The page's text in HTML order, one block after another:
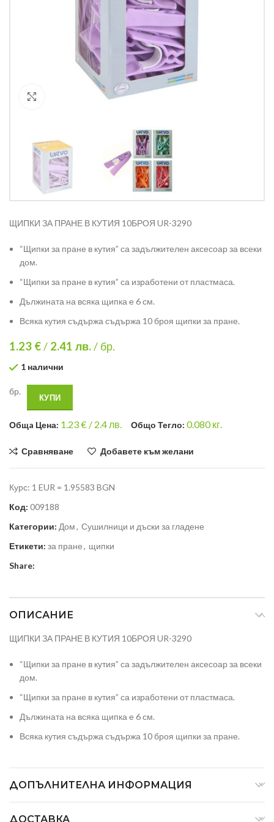
Кликнете за уголемяване
ЩИПКИ ЗА ПРАНЕ В КУТИЯ 10БРОЯ UR-3290
“Щипки за пране в кутия” са задължителен аксесоар за всеки
дом.
“Щипки за пране в кутия” са изработени от пластмаса.
Дължината на всяка щипка е 6 см.
Всяка кутия съдържа съдържа 10 броя щипки за пране.
1.23 €/ 2.41 лв./ бр.
1 налични
бр.
КУПИ
Общa Цена: 1.23€ / 2.4 лв. Общо Тегло: 0.080кг.
Сравняване Добавете към желани
Курс: 1 EUR = 1.95583 BGN
Код: 009188
Категории: Дом, Сушилници и дъски за гладене
Етикети: за пране, щипки
Share:
ОПИСАНИЕ
ЩИПКИ ЗА ПРАНЕ В КУТИЯ 10БРОЯ UR-3290
“Щипки за пране в кутия” са задължителен аксесоар за всеки
дом.
“Щипки за пране в кутия” са изработени от пластмаса.
Дължината на всяка щипка е 6 см.
Всяка кутия съдържа съдържа 10 броя щипки за пране.
ДОПЪЛНИТЕЛНА ИНФОРМАЦИЯ
ДОСТАВКА